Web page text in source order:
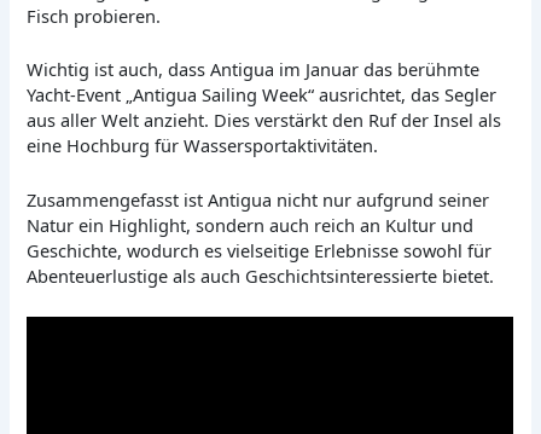
Fisch probieren.
Wichtig ist auch, dass Antigua im Januar das berühmte
Yacht-Event „Antigua Sailing Week“ ausrichtet, das Segler
aus aller Welt anzieht. Dies verstärkt den Ruf der Insel als
eine Hochburg für Wassersportaktivitäten.
Zusammengefasst ist Antigua nicht nur aufgrund seiner
Natur ein Highlight, sondern auch reich an Kultur und
Geschichte, wodurch es vielseitige Erlebnisse sowohl für
Abenteuerlustige als auch Geschichtsinteressierte bietet.